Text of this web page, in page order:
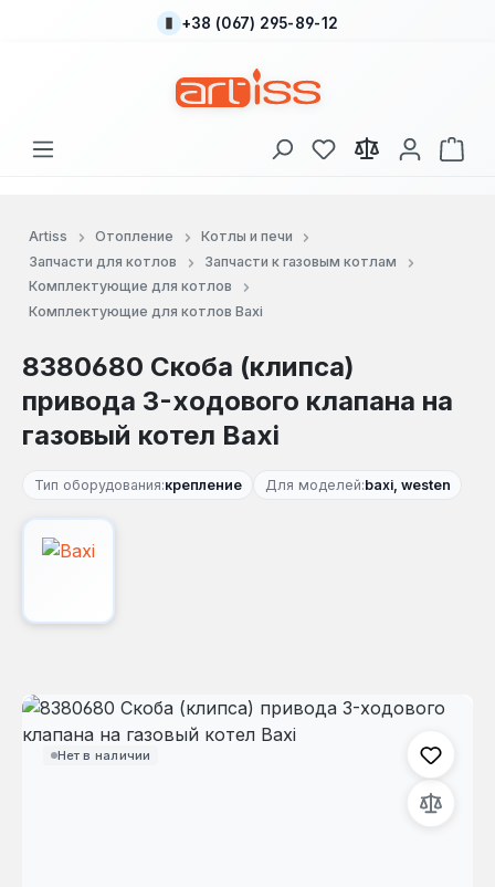
Перейти к основному содержанию
+38 (067) 295-89-12
У вас есть товары
В
Artiss Отопление
Котлы и печи
Запчасти для котлов
Запчасти к газовым котлам
Комплектующие для котлов
Комплектующие для котлов Baxi
8380680 Скоба (клипса)
привода 3-ходового клапана на
газовый котел Baxi
Тип оборудования:крепление Для моделей:baxi, westen
Нет в наличии
Пропустить галерею изображений